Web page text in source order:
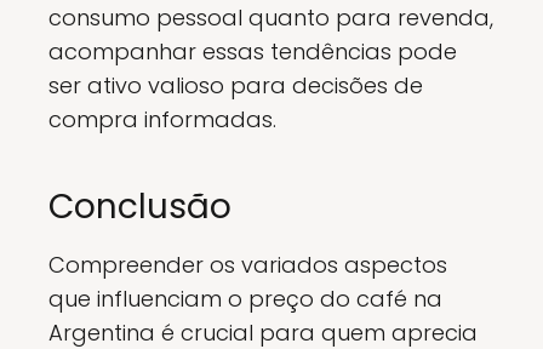
consumo pessoal quanto para revenda,
acompanhar essas tendências pode
ser ativo valioso para decisões de
compra informadas.
Conclusão
Compreender os variados aspectos
que influenciam o preço do café na
Argentina é crucial para quem aprecia